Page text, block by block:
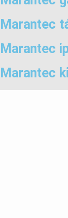
Marantec
Marantec
Marantec